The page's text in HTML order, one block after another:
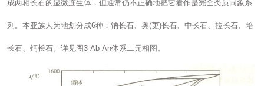
成两相长石的显微连生体，但通常仍不正确地把它看作是完全类质同象系
列。本亚族人为地划分成6种：钠长石、奥(更)长石、中长石、拉长石、培
长石、钙长石。详见图3 Ab-An体系二元相图。